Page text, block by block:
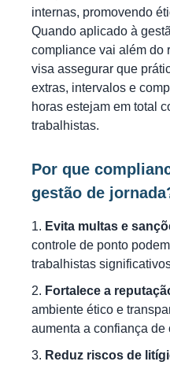
internas, promovendo
Quando aplicado à
compliance vai além do
visa assegurar que
extras, intervalos e
horas estejam em total
trabalhistas.
Por que
gestão de
Evita multas e
controle de ponto
trabalhistas
Fortalece a
ambiente ético e
aumenta a confiança
Reduz riscos de